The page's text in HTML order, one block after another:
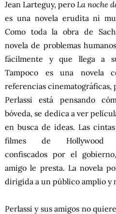
Jean Larteguy, pero La noche
es una novela erudita ni
Como toda la obra de
novela de problemas
fácilmente y que llega a
Tampoco es una novela
referencias cinematográficas,
Perlassi está pensando
bóveda, se dedica a ver
en busca de ideas. Las
filmes de Hollywood
confiscados por el
amigo le presta. La novela
dirigida a un público amplio y
Perlassi y sus amigos no